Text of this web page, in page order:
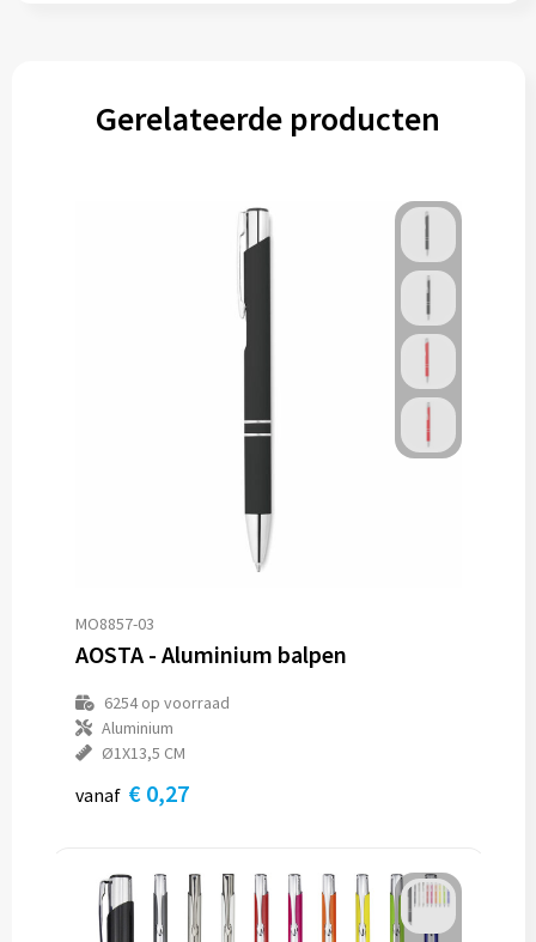
Gerelateerde producten
MO8857-03
AOSTA - Aluminium balpen
6254op voorraad
Aluminium
Ø1X13,5 CM
vanaf € 0,27